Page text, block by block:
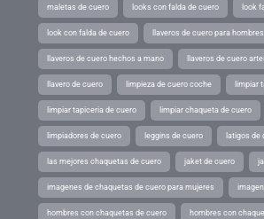
maletas de cuero looks con falda de cuero look
look con falda de cuero llaveros de cuero para hombres
llaveros de cuero hechos a mano llaveros de cuero
llavero de cuero limpieza de cuero coche limpiar
limpiar tapiceria de cuero limpiar chaqueta de cuero
limpiadores de cuero leggins de cuero latigos de
las mejores chaquetas de cuero jaket de cuero
imagenes de chaquetas de cuero para mujeres
hombres con chaquetas de cuero hombres con